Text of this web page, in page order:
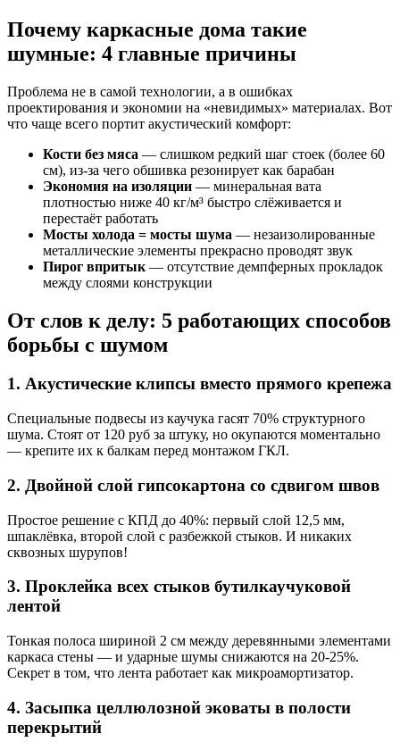
Почему каркасные дома такие
шумные: 4 главные причины
Проблема не в самой технологии, а в ошибках
проектирования и экономии на «невидимых» материалах. Вот
что чаще всего портит акустический комфорт:
Кости без мяса — слишком редкий шаг стоек (более 60
см), из-за чего обшивка резонирует как барабан
Экономия на изоляции — минеральная вата
плотностью ниже 40 кг/м³ быстро слёживается и
перестаёт работать
Мосты холода = мосты шума — незаизолированные
металлические элементы прекрасно проводят звук
Пирог впритык — отсутствие демпферных прокладок
между слоями конструкции
От слов к делу: 5 работающих способов
борьбы с шумом
1. Акустические клипсы вместо прямого крепежа
Специальные подвесы из каучука гасят 70% структурного
шума. Стоят от 120 руб за штуку, но окупаются моментально
— крепите их к балкам перед монтажом ГКЛ.
2. Двойной слой гипсокартона со сдвигом швов
Простое решение с КПД до 40%: первый слой 12,5 мм,
шпаклёвка, второй слой с разбежкой стыков. И никаких
сквозных шурупов!
3. Проклейка всех стыков бутилкаучуковой
лентой
Тонкая полоса шириной 2 см между деревянными элементами
каркаса стены — и ударные шумы снижаются на 20-25%.
Секрет в том, что лента работает как микроамортизатор.
4. Засыпка целлюлозной эковаты в полости
перекрытий